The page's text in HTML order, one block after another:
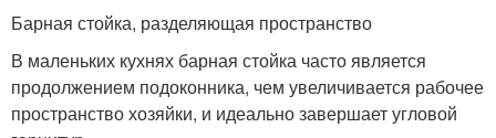
Барная стойка, разделяющая пространство
В маленьких кухнях барная стойка часто является
продолжением подоконника, чем увеличивается рабочее
пространство хозяйки, и идеально завершает угловой